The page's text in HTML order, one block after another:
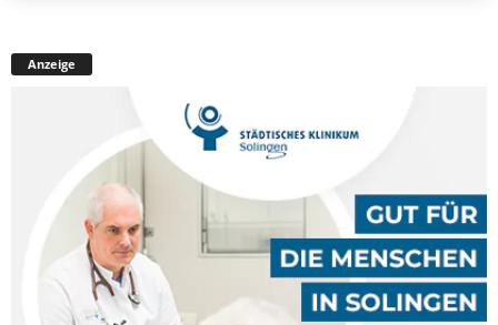
Anzeige